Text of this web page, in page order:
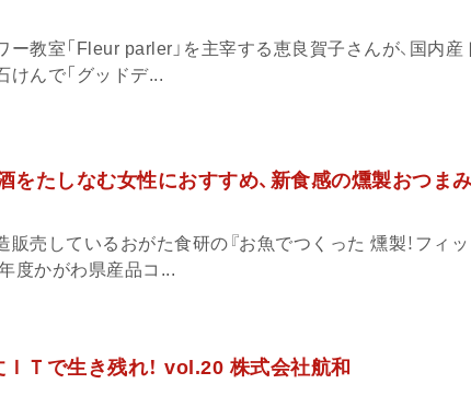
教室「Fleur parler」を主宰する恵良賀子さんが、国内産
んで「グッドデ...
をたしなむ女性におすすめ、新食感の燻製おつまみ
売しているおがた食研の『お魚でつくった 燻製！フィッ
度かがわ県産品コ...
Ｔで生き残れ！ vol.20 株式会社航和